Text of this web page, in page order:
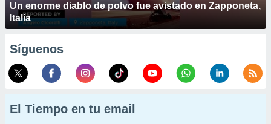
Un enorme diablo de polvo fue avistado en Zapponeta,
Italia
Síguenos
El Tiempo en tu email